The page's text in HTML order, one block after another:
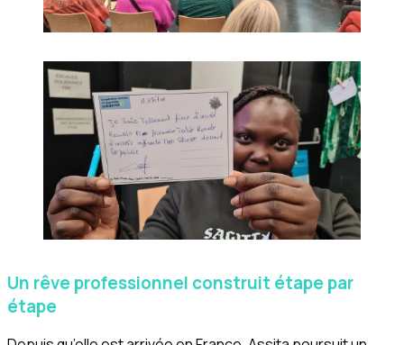
Un rêve professionnel construit étape par
étape